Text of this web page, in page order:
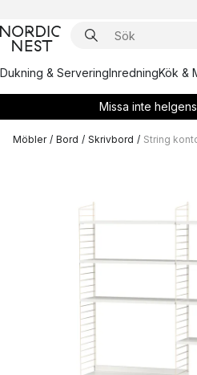
Dukning & ServeringInredningKök &
Missa inte
Möbler / Bord / Skrivbord / String